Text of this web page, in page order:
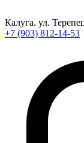
Калуга. ул.
+7 (903) 812-14-53